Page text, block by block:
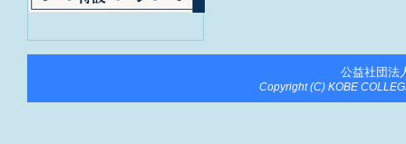
公益社団法
Copyright (C) KOBE